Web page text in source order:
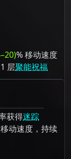
% 移动速度
层聚能祝福
获得迷踪
动速度，持续